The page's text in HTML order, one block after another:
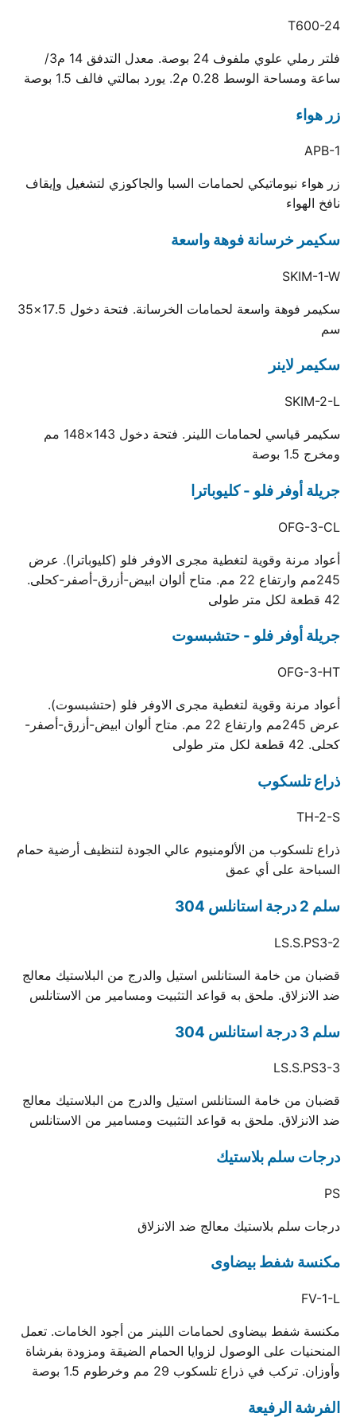
T600-24
فلتر رملي علوي ملفوف 24 بوصة. معدل التدفق 14 م3/
ساعة ومساحة الوسط 0.28 م2. يورد بمالتي فالف 1.5 بوصة
زر هواء
APB-1
زر هواء نيوماتيكي لحمامات السبا والجاكوزي لتشغيل وإيقاف
نافخ الهواء
سكيمر خرسانة فوهة واسعة
SKIM-1-W
سكيمر فوهة واسعة لحمامات الخرسانة. فتحة دخول 17.5×35
سم
سكيمر لاينر
SKIM-2-L
سكيمر قياسي لحمامات اللينر. فتحة دخول 143×148 مم
ومخرج 1.5 بوصة
جريلة أوفر فلو - كليوباترا
OFG-3-CL
أعواد مرنة وقوية لتغطية مجرى الاوفر فلو (كليوباترا). عرض
245مم وارتفاع 22 مم. متاح ألوان ابيض-أزرق-أصفر-كحلى.
42 قطعة لكل متر طولى
جريلة أوفر فلو - حتشبسوت
OFG-3-HT
أعواد مرنة وقوية لتغطية مجرى الاوفر فلو (حتشبسوت).
عرض 245مم وارتفاع 22 مم. متاح ألوان ابيض-أزرق-أصفر-
كحلى. 42 قطعة لكل متر طولى
ذراع تلسكوب
TH-2-S
ذراع تلسكوب من الألومنيوم عالي الجودة لتنظيف أرضية حمام
السباحة على أي عمق
سلم 2 درجة استانلس 304
LS.S.PS3-2
قضبان من خامة الستانلس استيل والدرج من البلاستيك معالج
ضد الانزلاق. ملحق به قواعد التثبيت ومسامير من الاستانلس
سلم 3 درجة استانلس 304
LS.S.PS3-3
قضبان من خامة الستانلس استيل والدرج من البلاستيك معالج
ضد الانزلاق. ملحق به قواعد التثبيت ومسامير من الاستانلس
درجات سلم بلاستيك
PS
درجات سلم بلاستيك معالج ضد الانزلاق
مكنسة شفط بيضاوى
FV-1-L
مكنسة شفط بيضاوى لحمامات اللينر من أجود الخامات. تعمل
المنحنيات على الوصول لزوايا الحمام الضيقة ومزودة بفرشاة
وأوزان. تركب في ذراع تلسكوب 29 مم وخرطوم 1.5 بوصة
الفرشة الرفيعة